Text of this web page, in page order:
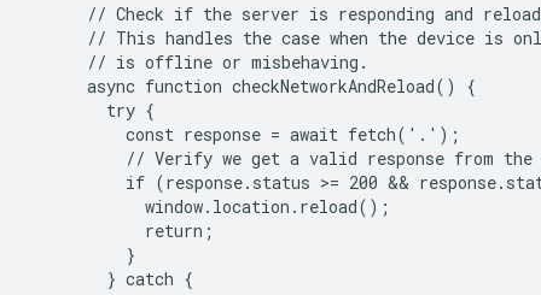
// Check if the server is responding and
// This handles the case when the device is
      // is offline or misbehaving.
      async function checkNetworkAndReload() {
        try {
          const response = await fetch('.');
// Verify we get a valid response from the
if (response.status >= 200 &&
            window.location.reload();
            return;
          }
        } catch {